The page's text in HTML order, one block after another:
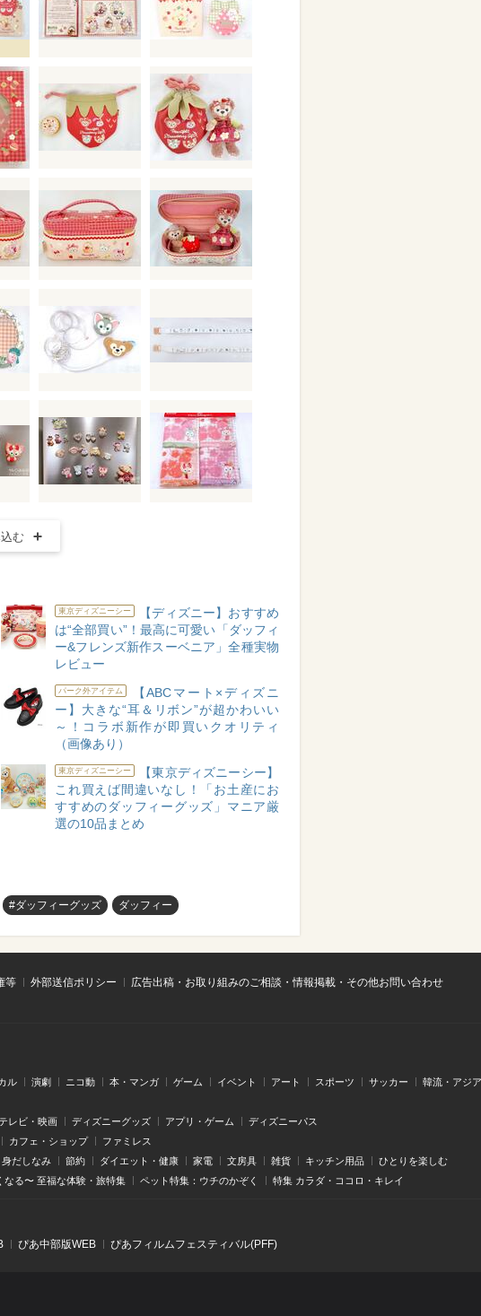
む
東京ディズニーシー
【ディズニー】おすすめ
は“全部買い”！最高に可愛い「ダッフィ
ー&フレンズ新作スーベニア」全種実物
レビュー
パーク外アイテム
【ABCマート×ディズニ
ー】大きな“耳＆リボン”が超かわいい
～！コラボ新作が即買いクオリティ
（画像あり）
東京ディズニーシー
【東京ディズニーシー】
これ買えば間違いなし！「お土産にお
すすめのダッフィーグッズ」マニア厳
選の10品まとめ
#ダッフィーグッズ ダッフィー
等 外部送信ポリシー
広告出稿・お取り組みのご相談・情報掲載・その他お問い合わせ
ル 演劇 ニコ動 本・マンガ ゲーム イベント アート スポーツ サッカー 韓流・アジア
レビ・映画 ディズニーグッズ アプリ・ゲーム ディズニーパス
カフェ・ショップ ファミレス
身だしなみ 節約 ダイエット・健康 家電 文房具 雑貨 キッチン用品 ひとりを楽しむ
なる〜 至福な体験・旅特集 ペット特集：ウチのかぞく 特集 カラダ・ココロ・キレイ
ぴあ中部版WEB ぴあフィルムフェスティバル(PFF)